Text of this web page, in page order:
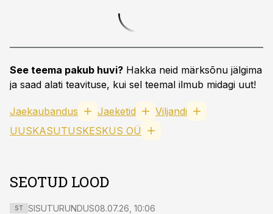
See teema pakub huvi? Hakka neid märksõnu jälgima
ja saad alati teavituse, kui sel teemal ilmub midagi uut!
Jaekaubandus Jaeketid
Viljandi
UUSKASUTUSKESKUS OÜ
SEOTUD LOOD
ST SISUTURUNDUS08.07.26, 10:06